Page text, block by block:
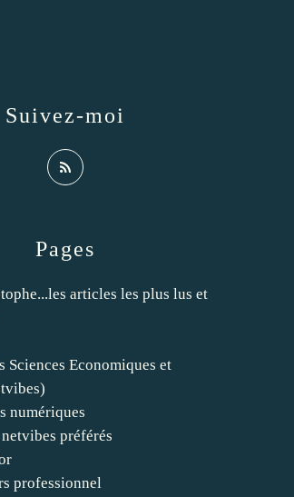
Pages
articles les plus lus et
Sciences Economiques et
numériques
préférés
professionnel
Suivez-moi